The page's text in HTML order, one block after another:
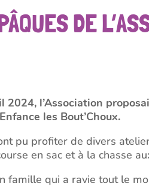
DE
2024, l’Association
les Bout’Choux.
pu profiter de divers
en sac et à la chasse
famille qui a ravie tout le